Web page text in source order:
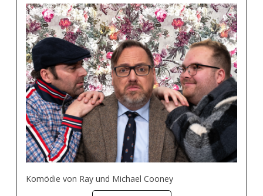
Komödie von Ray und Michael Cooney